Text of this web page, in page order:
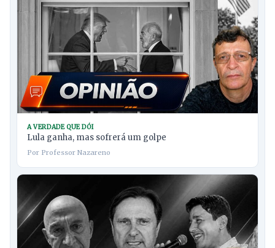
A VERDADE QUE DÓI
Lula ganha, mas sofrerá um golpe
Por Professor Nazareno